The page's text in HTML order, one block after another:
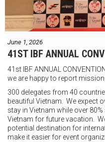
Được tổ chức bởi Jamie Myer
Jesse Travers vs Fidelis Laia
Thông tin sự kiện:
Ngày: 18 tháng 7
Địa điểm: Mantra on View,
June 1, 2026
41ST IBF ANNUAL
41st IBF ANNUAL
we are happy to report
300 delegates from 40
beautiful Vietnam. We expect
stay in Vietnam while over
Vietnam for future vacation.
potential destination for
make it easier for event